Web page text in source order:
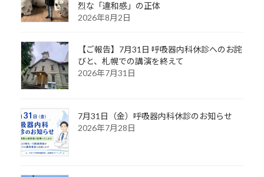
烈な「違和感」の正体
2026年8月2日
【ご報告】7月31日 呼吸器内科休診へのお詫
びと、札幌での講演を終えて
2026年7月31日
7月31日（金）呼吸器内科休診のお知らせ
2026年7月28日